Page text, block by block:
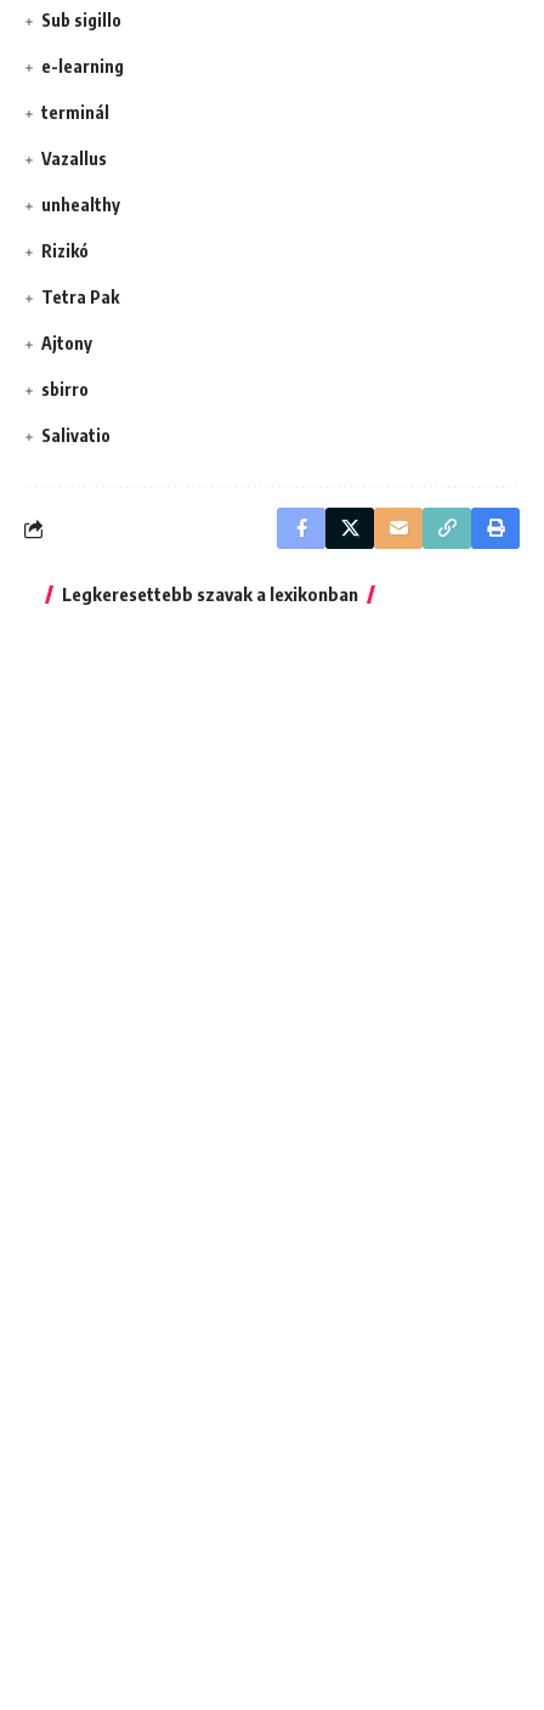
Sub sigillo
e-learning
terminál
Vazallus
unhealthy
Rizikó
Tetra Pak
Ajtony
sbirro
Salivatio
Legkeresettebb szavak a lexikonban